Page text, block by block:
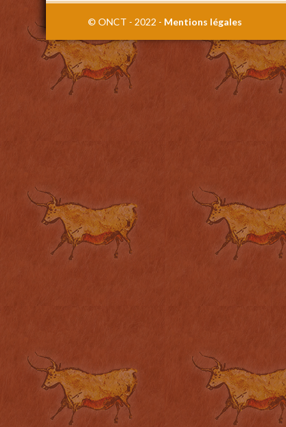
© ONCT - 2022 - Mentions légales